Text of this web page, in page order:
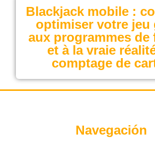
Blackjack mobile :
optimiser votre jeu
aux programmes de
et à la vraie
comptage de
Navegación